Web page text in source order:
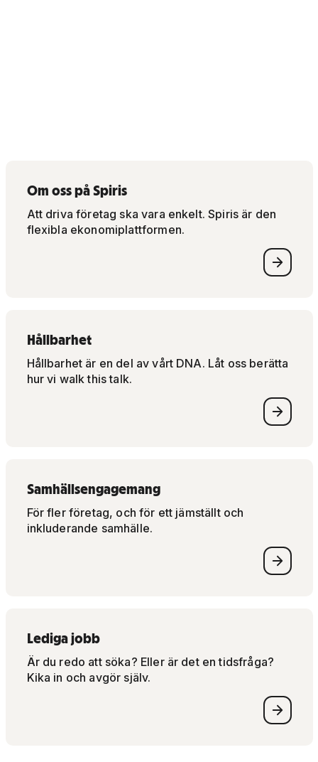
Om oss på Spiris
Att driva företag ska vara enkelt. Spiris är den
flexibla ekonomiplattformen.
Hållbarhet
Hållbarhet är en del av vårt DNA. Låt oss berätta
hur vi walk this talk.
Samhällsengagemang
För fler företag, och för ett jämställt och
inkluderande samhälle.
Lediga jobb
Är du redo att söka? Eller är det en tidsfråga?
Kika in och avgör själv.